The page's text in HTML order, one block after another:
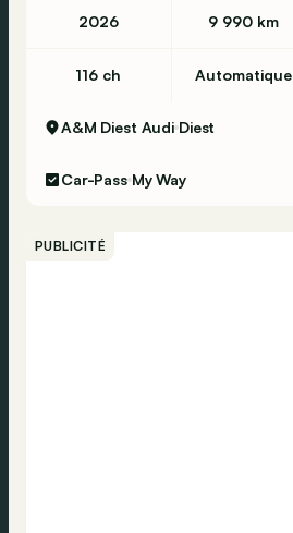
2026 9 990 km
116 ch Automatique
A&M Diest Audi Diest
Car-Pass My Way
PUBLICITÉ